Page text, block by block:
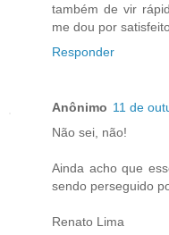
também de vir
me dou por
Responder
Anônimo 11 de
Não sei, não!
Ainda acho que
sendo perseguido
Renato Lima